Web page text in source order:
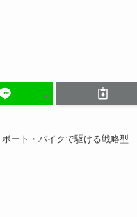
ート・バイクで駆ける戦略型